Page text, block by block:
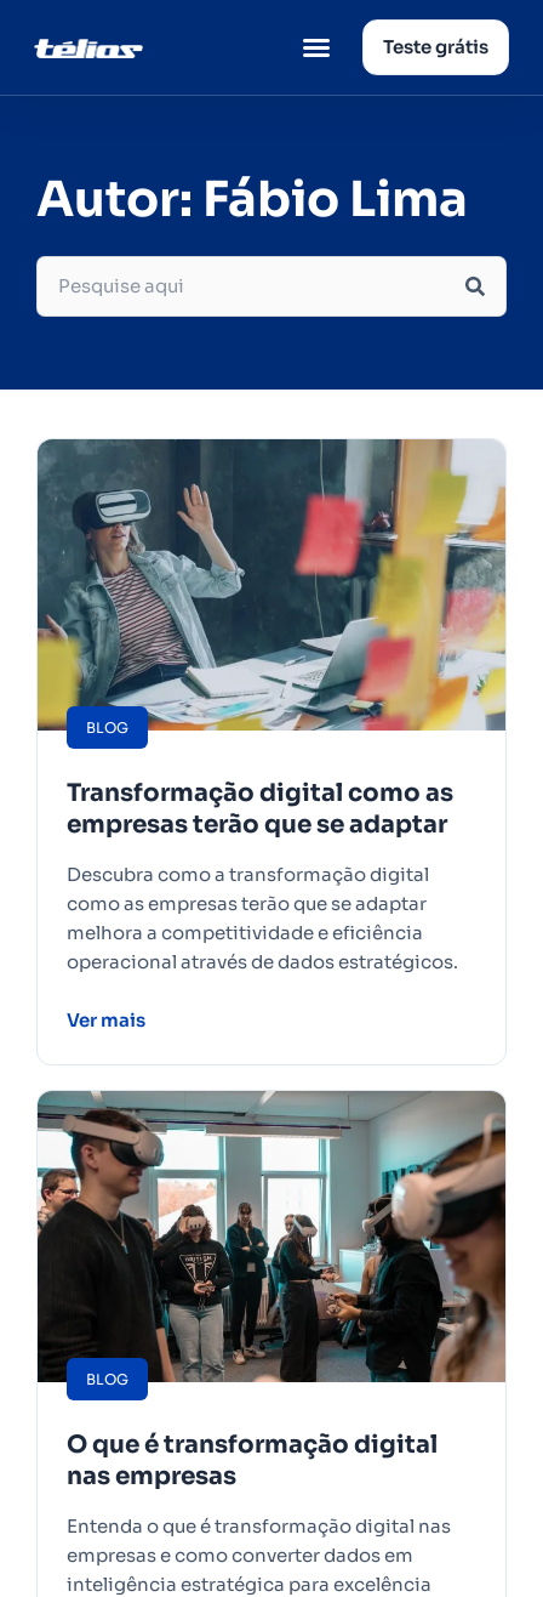
Teste grátis
Autor: Fábio Lima
BLOG
Transformação digital como as
empresas terão que se adaptar
Descubra como a transformação digital
como as empresas terão que se adaptar
melhora a competitividade e eficiência
operacional através de dados estratégicos.
Ver mais
BLOG
O que é transformação digital
nas empresas
Entenda o que é transformação digital nas
empresas e como converter dados em
inteligência estratégica para excelência